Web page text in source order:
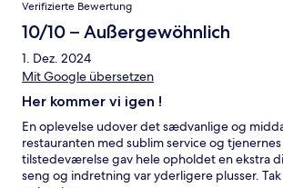
Verifizierte Bewertung
10/10 – Außergewöhnlich
1. Dez. 2024
Mit Google übersetzen
Her kommer vi igen !
En oplevelse udover det sædvanlige og
restauranten med sublim service og
tilstedeværelse gav hele opholdet en ekstra
seng og indretning var yderligere plusser.